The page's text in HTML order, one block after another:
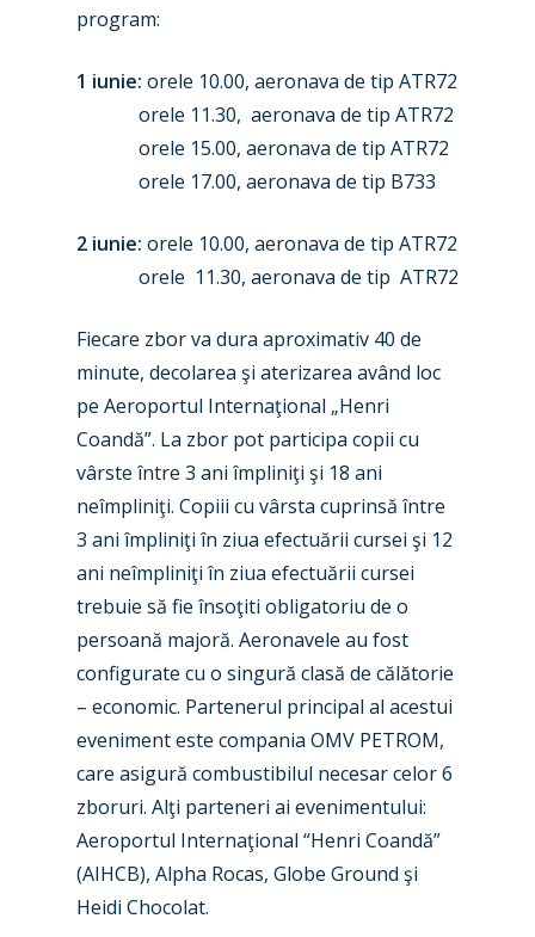
program:
1 iunie: orele 10.00, aeronava de tip ATR72
orele 11.30, aeronava de tip ATR72
orele 15.00, aeronava de tip ATR72
orele 17.00, aeronava de tip B733
2 iunie: orele 10.00, aeronava de tip ATR72
orele 11.30, aeronava de tip ATR72
Fiecare zbor va dura aproximativ 40 de
minute, decolarea şi aterizarea având loc
pe Aeroportul Internaţional „Henri
Coandă”. La zbor pot participa copii cu
vârste între 3 ani împliniţi şi 18 ani
neîmpliniţi. Copiii cu vârsta cuprinsă între
3 ani împliniţi în ziua efectuării cursei şi 12
ani neîmpliniţi în ziua efectuării cursei
trebuie să fie însoţiti obligatoriu de o
persoană majoră. Aeronavele au fost
configurate cu o singură clasă de călătorie
– economic. Partenerul principal al acestui
eveniment este compania OMV PETROM,
care asigură combustibilul necesar celor 6
zboruri. Alţi parteneri ai evenimentului:
Aeroportul Internaţional “Henri Coandă”
(AIHCB), Alpha Rocas, Globe Ground şi
Heidi Chocolat.